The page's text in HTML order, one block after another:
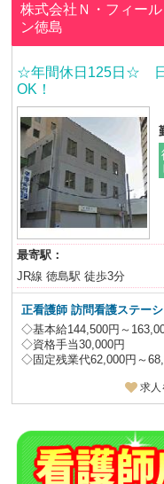
株式会社Ｎ・フィー
ン徳島
☆年間休日125日☆
OK！
最寄駅：
JR線 徳島駅 徒歩3分
正看護師 訪問看護ステー
◇基本給144,500円～
◇資格手当30,000円
◇固定残業代62,000円～
求人